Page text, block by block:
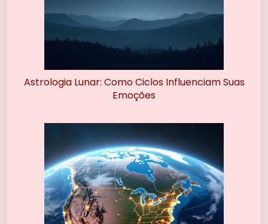
Astrologia Lunar: Como Ciclos Influenciam Suas
Emoções